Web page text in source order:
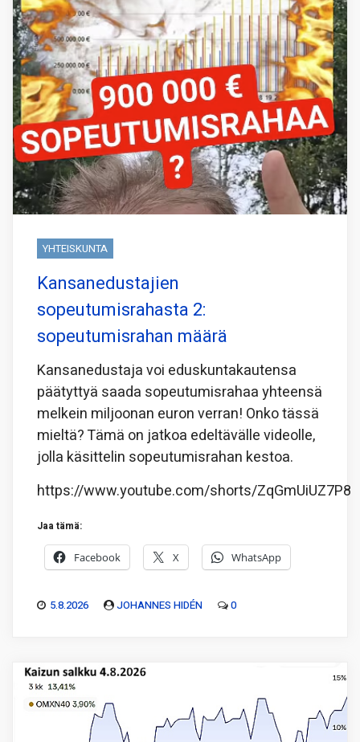
YHTEISKUNTA
Kansanedustajien
sopeutumisrahasta 2:
sopeutumisrahan määrä
Kansanedustaja voi eduskuntakautensa
päätyttyä saada sopeutumisrahaa yhteensä
melkein miljoonan euron verran! Onko tässä
mieltä? Tämä on jatkoa edeltävälle videolle,
jolla käsittelin sopeutumisrahan kestoa.
https://www.youtube.com/shorts/ZqGmUiUZ7P8
Jaa tämä:
Facebook X WhatsApp
5.8.2026 JOHANNES HIDÉN 0